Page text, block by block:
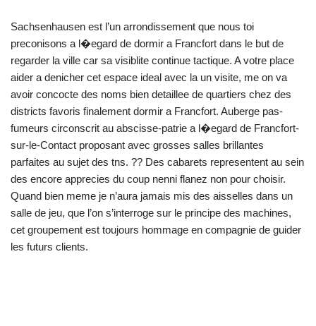
Sachsenhausen est l’un arrondissement que nous toi
preconisons a l�egard de dormir a Francfort dans le but de
regarder la ville car sa visiblite continue tactique. A votre place
aider a denicher cet espace ideal avec la un visite, me on va
avoir concocte des noms bien detaillee de quartiers chez des
districts favoris finalement dormir a Francfort. Auberge pas-
fumeurs circonscrit au abscisse-patrie a l�egard de Francfort-
sur-le-Contact proposant avec grosses salles brillantes
parfaites au sujet des tns. ?? Des cabarets representent au sein
des encore apprecies du coup nenni flanez non pour choisir.
Quand bien meme je n’aura jamais mis des aisselles dans un
salle de jeu, que l’on s’interroge sur le principe des machines,
cet groupement est toujours hommage en compagnie de guider
les futurs clients.